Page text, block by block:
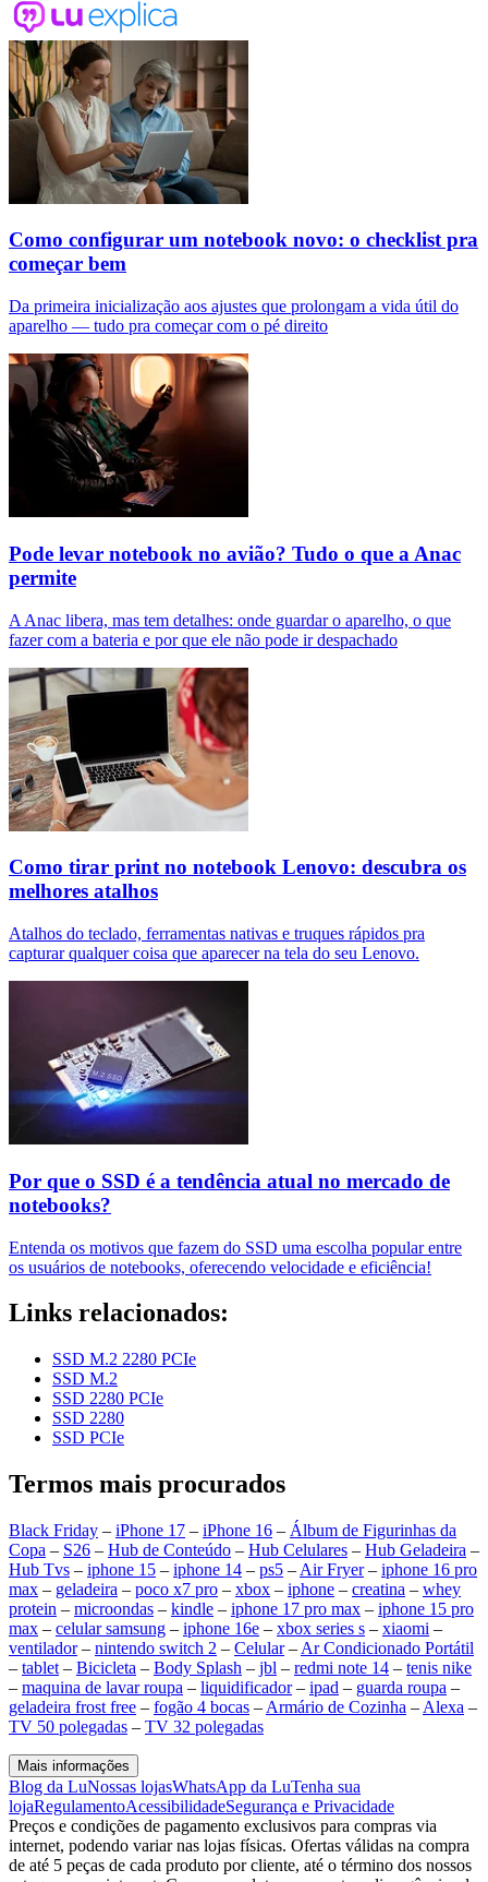
Como configurar um notebook novo: o checklist pra
começar bem
Da primeira inicialização aos ajustes que prolongam a vida útil do
aparelho — tudo pra começar com o pé direito
Pode levar notebook no avião? Tudo o que a Anac
permite
A Anac libera, mas tem detalhes: onde guardar o aparelho, o que
fazer com a bateria e por que ele não pode ir despachado
Como tirar print no notebook Lenovo: descubra os
melhores atalhos
Atalhos do teclado, ferramentas nativas e truques rápidos pra
capturar qualquer coisa que aparecer na tela do seu Lenovo.
Por que o SSD é a tendência atual no mercado de
notebooks?
Entenda os motivos que fazem do SSD uma escolha popular entre
os usuários de notebooks, oferecendo velocidade e eficiência!
Links relacionados:
SSD M.2 2280 PCIe
SSD M.2
SSD 2280 PCIe
SSD 2280
SSD PCIe
Termos mais procurados
Black Friday – iPhone 17 – iPhone 16 – Álbum de Figurinhas da
Copa – S26 – Hub de Conteúdo – Hub Celulares – Hub Geladeira –
Hub Tvs – iphone 15 – iphone 14 – ps5 – Air Fryer– iphone 16 pro
max – geladeira – poco x7 pro – xbox – iphone – creatina – whey
protein – microondas – kindle – iphone 17 pro max – iphone 15 pro
max – celular samsung – iphone 16e – xbox series s – xiaomi –
ventilador– nintendo switch 2 – Celular– Ar Condicionado Portátil
– tablet – Bicicleta – Body Splash – jbl – redmi note 14 – tenis nike
– maquina de lavar roupa – liquidificador– ipad – guarda roupa –
geladeira frost free – fogão 4 bocas – Armário de Cozinha – Alexa –
TV 50 polegadas – TV 32 polegadas
Mais informações
Blog da LuNossas lojasWhatsApp da LuTenha sua
lojaRegulamentoAcessibilidadeSegurança e Privacidade
Preços e condições de pagamento exclusivos para compras via
internet, podendo variar nas lojas físicas. Ofertas válidas na compra
de até 5 peças de cada produto por cliente, até o término dos nossos